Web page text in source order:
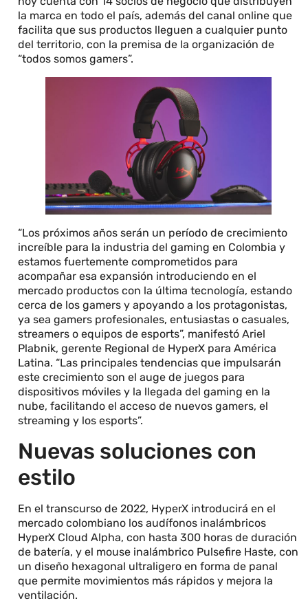
la marca en todo el país, además del canal online que
facilita que sus productos lleguen a cualquier punto
del territorio, con la premisa de la organización de
“todos somos gamers”.
“Los próximos años serán un período de crecimiento
increíble para la industria del gaming en Colombia y
estamos fuertemente comprometidos para
acompañar esa expansión introduciendo en el
mercado productos con la última tecnología, estando
cerca de los gamers y apoyando a los protagonistas,
ya sea gamers profesionales, entusiastas o casuales,
streamers o equipos de esports”, manifestó Ariel
Plabnik, gerente Regional de HyperX para América
Latina. “Las principales tendencias que impulsarán
este crecimiento son el auge de juegos para
dispositivos móviles y la llegada del gaming en la
nube, facilitando el acceso de nuevos gamers, el
streaming y los esports”.
Nuevas soluciones con
estilo
En el transcurso de 2022, HyperX introducirá en el
mercado colombiano los audífonos inalámbricos
HyperX Cloud Alpha, con hasta 300 horas de duración
de batería, y el mouse inalámbrico Pulsefire Haste, con
un diseño hexagonal ultraligero en forma de panal
que permite movimientos más rápidos y mejora la
ventilación.